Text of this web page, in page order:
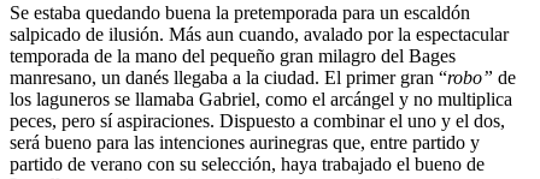
Se estaba quedando buena la pretemporada para un escaldón
salpicado de ilusión. Más aun cuando, avalado por la espectacular
temporada de la mano del pequeño gran milagro del Bages
manresano, un danés llegaba a la ciudad. El primer gran “robo” de
los laguneros se llamaba Gabriel, como el arcángel y no multiplica
peces, pero sí aspiraciones. Dispuesto a combinar el uno y el dos,
será bueno para las intenciones aurinegras que, entre partido y
partido de verano con su selección, haya trabajado el bueno de